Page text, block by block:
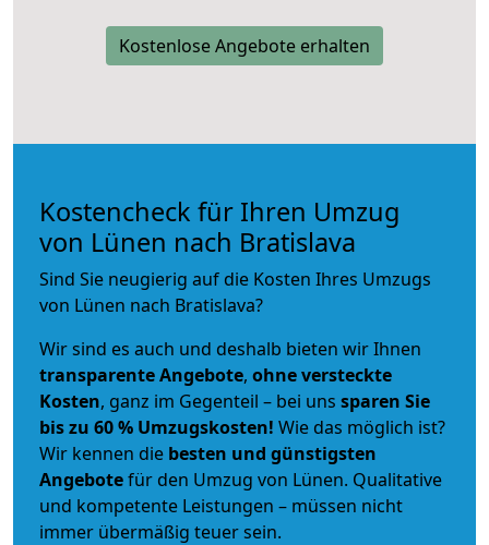
Kostenlose Angebote erhalten
Kostencheck für Ihren Umzug
von Lünen nach Bratislava
Sind Sie neugierig auf die Kosten Ihres Umzugs
von Lünen nach Bratislava?
Wir sind es auch und deshalb bieten wir Ihnen
transparente Angebote, ohne versteckte
Kosten, ganz im Gegenteil – bei uns sparen Sie
bis zu 60 % Umzugskosten! Wie das möglich ist?
Wir kennen die besten und günstigsten
Angebotefür den Umzug von Lünen. Qualitative
und kompetente Leistungen – müssen nicht
immer übermäßig teuer sein.